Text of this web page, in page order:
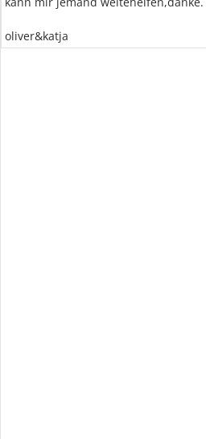
oliver&katja